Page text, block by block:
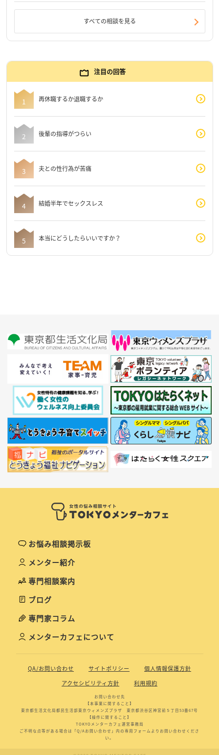
すべての相談を見る
注目の回答
再休職するか退職するか
後輩の指導がつらい
夫との性行為が苦痛
結婚半年でセックスレス
本当にどうしたらいいですか？
お悩み相談掲示板
メンター紹介
専門相談案内
ブログ
専門家コラム
メンターカフェについて
QA/お問い合わせ サイトポリシー
個人情報保護方針
アクセシビリティ方針
利用規約
お問い合わせ先
【本事業に関すること】
東京都生活文化局都民生活部東京ウィメンズプラザ 東京都渋谷区神宮前５丁目53番67号
【操作に関すること】
TOKYOメンターカフェ運営事務局
ご不明な点等がある場合は「Q/Aお問い合わせ」内の専用フォームよりお問い合わせくださ
い。